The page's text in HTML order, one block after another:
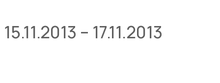
15.11.2013 – 17.11.2013